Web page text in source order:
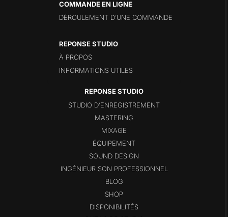
COMMANDE EN LIGNE
DÉROULEMENT D’UNE COMMANDE
REPONSE STUDIO
À PROPOS
INFORMATIONS UTILES
STUDIO D’ENREGISTREMENT
MASTERING
MIXAGE
ÉQUIPEMENT
SOUND DESIGN
INGÉNIEUR SON PROFESSIONNEL
BLOG
SHOP
DISPONIBILITÉS